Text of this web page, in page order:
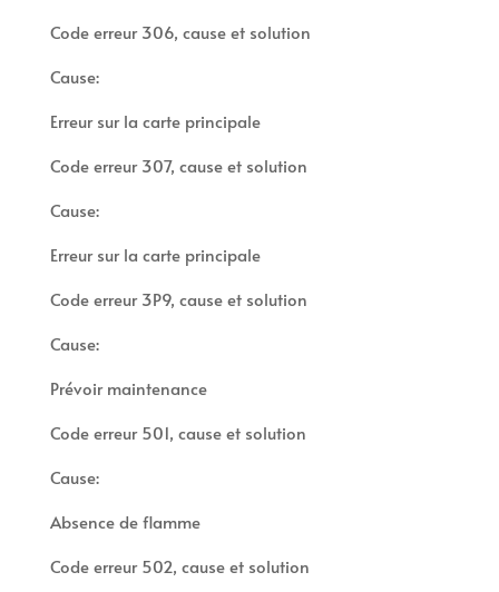
Code erreur 306, cause et solution
Cause:
Erreur sur la carte principale
Code erreur 307, cause et solution
Cause:
Erreur sur la carte principale
Code erreur 3P9, cause et solution
Cause:
Prévoir maintenance
Code erreur 501, cause et solution
Cause:
Absence de flamme
Code erreur 502, cause et solution